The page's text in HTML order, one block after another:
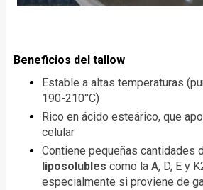
Beneficios del tallow
Estable a altas temperaturas
190-210°C)
Rico en ácido esteárico, que
celular
Contiene pequeñas cantidades
liposolubles como la A, D, E y
especialmente si proviene de